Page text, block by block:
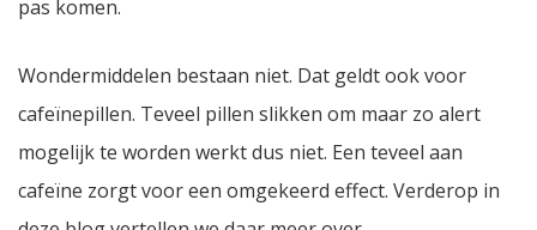
pas komen.
Wondermiddelen bestaan niet. Dat geldt ook voor
cafeïnepillen. Teveel pillen slikken om maar zo alert
mogelijk te worden werkt dus niet. Een teveel aan
cafeïne zorgt voor een omgekeerd effect. Verderop in